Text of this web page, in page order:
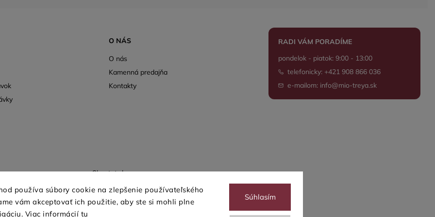
používa súbory cookie na zlepšenie používateľského
vám akceptovať ich použitie, aby ste si mohli plne
Viac informácií tu
Súhlasím
O NÁS
O nás
Kamenná predajňa
Kontakty
RADI VÁM PORADÍME
pondelok - piatok: 9:00 - 13:00
telefonicky: +421 908 866 036
e-mailom: info@mio-treya.sk
Shoptet.sk
Copyright 2026mio-treya.sk